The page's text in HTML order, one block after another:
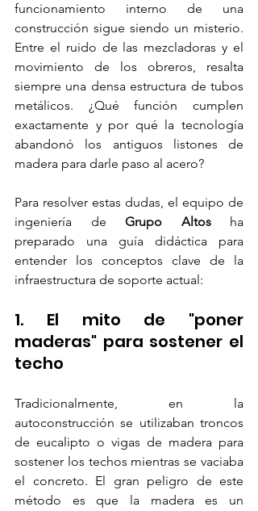
funcionamiento interno de una
construcción sigue siendo un misterio.
Entre el ruido de las mezcladoras y el
movimiento de los obreros, resalta
siempre una densa estructura de tubos
metálicos. ¿Qué función cumplen
exactamente y por qué la tecnología
abandonó los antiguos listones de
madera para darle paso al acero?
Para resolver estas dudas, el equipo de
ingeniería de Grupo Altos ha
preparado una guía didáctica para
entender los conceptos clave de la
infraestructura de soporte actual:
1. El mito de "poner
maderas" para sostener el
techo
Tradicionalmente, en la
autoconstrucción se utilizaban troncos
de eucalipto o vigas de madera para
sostener los techos mientras se vaciaba
el concreto. El gran peligro de este
método es que la madera es un